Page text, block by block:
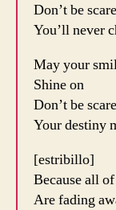
Don’t be
You’ll never
May your
Shine on
Don’t be
Your destiny
[estribillo]
Because all
Are fading